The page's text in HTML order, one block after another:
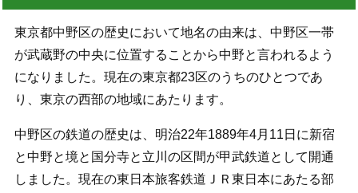
東京都中野区の歴史において地名の由来は、中野区一帯
が武蔵野の中央に位置することから中野と言われるよう
になりました。現在の東京都23区のうちのひとつであ
り、東京の西部の地域にあたります。
中野区の鉄道の歴史は、明治22年1889年4月11日に新宿
と中野と境と国分寺と立川の区間が甲武鉄道として開通
しました。現在の東日本旅客鉄道ＪＲ東日本にあたる部